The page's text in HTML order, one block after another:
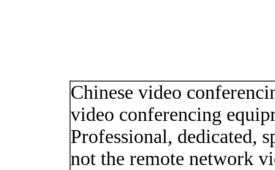
Chinese video
video conferencing
Professional, dedicated,
not the remote network